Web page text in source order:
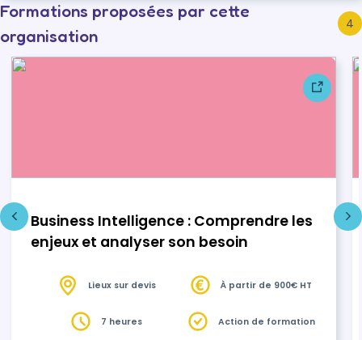
Formations proposées par cette
organisation
4
Business Intelligence : Comprendre les
enjeux et analyser son besoin
Lieux sur devis À partir de 900€ HT
7 heures Action de formation